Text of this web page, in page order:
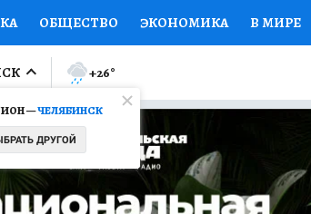
ОБЩЕСТВО ЭКОНОМИКА В МИРЕ
МИР Я ЗНАЮ СЕМЬЯ ЖЕНСКИЕ
СЕРИАЛЫ СПЕЦПРОЕКТЫ
КОНКУРСЫ РАБОТА У НАС
—ЧЕЛЯБИНСК
ДРУГОЙ
+26°